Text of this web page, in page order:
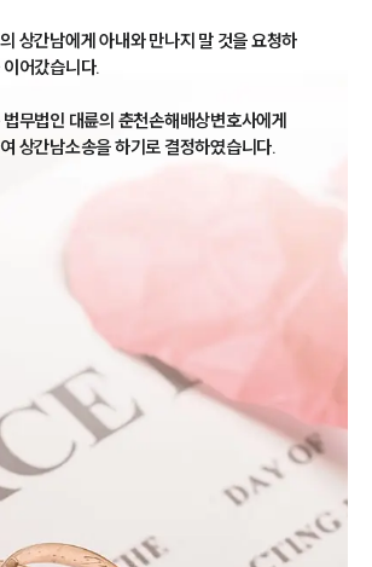
상간남에게 아내와 만나지 말 것을 요청하
어갔습니다.
무법인 대륜의 춘천손해배상변호사에게
상간남소송을 하기로 결정하였습니다.